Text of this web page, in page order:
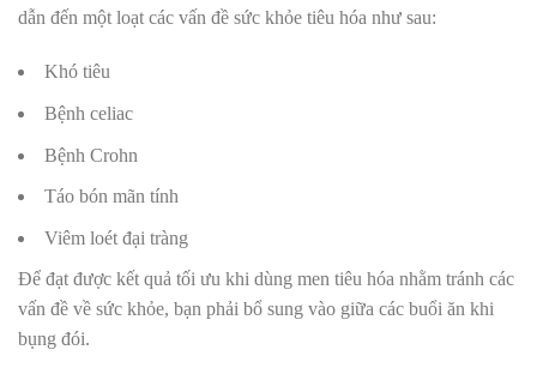
dẫn đến một loạt các vấn đề sức khỏe tiêu hóa như sau:
Khó tiêu
Bệnh celiac
Bệnh Crohn
Táo bón mãn tính
Viêm loét đại tràng
Để đạt được kết quả tối ưu khi dùng men tiêu hóa nhằm tránh các
vấn đề về sức khỏe, bạn phải bổ sung vào giữa các buổi ăn khi
bụng đói.